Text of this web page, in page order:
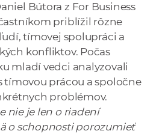
Bútora z For Business
priblížil rôzne
tímovej spolupráci a
konfliktov. Počas
mladí vedci analyzovali
tímovou prácou a spoločne
problémov.
nie je len o riadení
o schopnosti porozumieť